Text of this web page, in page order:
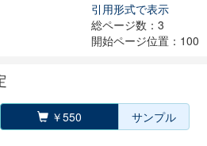
引用形式で表示
総ページ数：3
開始ページ位置：100
￥550 サンプル